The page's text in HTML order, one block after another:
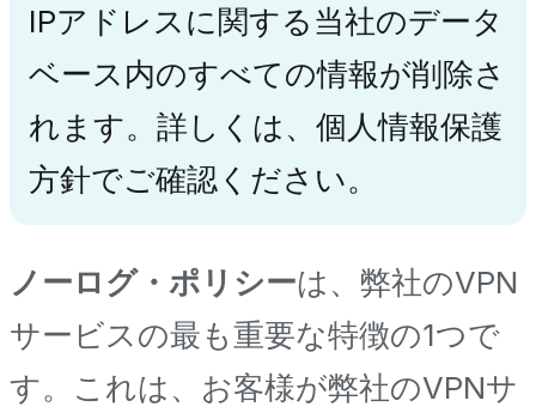
IPアドレスに関する当社のデータ
ベース内のすべての情報が削除さ
れます。詳しくは、個人情報保護
方針でご確認ください。
ノーログ・ポリシーは、弊社のVPN
サービスの最も重要な特徴の1つで
す。これは、お客様が弊社のVPNサ